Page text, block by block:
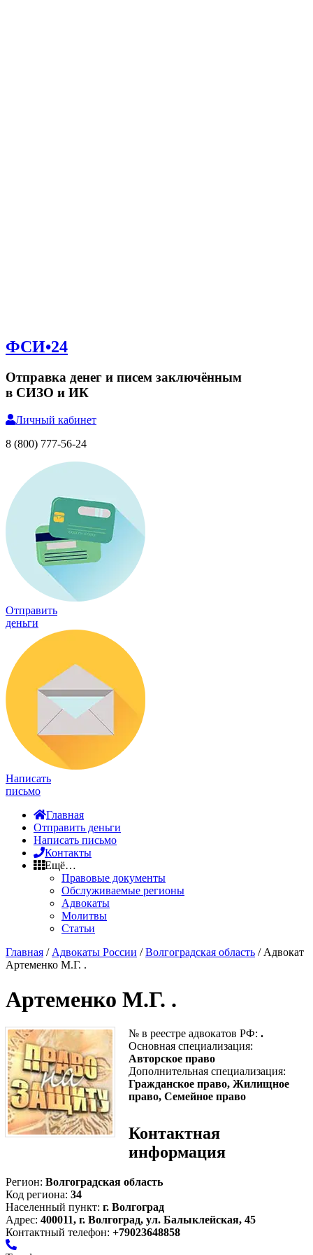
ФСИ•24
Отправка денег и писем заключённым
в СИЗО и ИК
Личный кабинет
8 (800) 777-56-24
Отправить
деньги
Написать
письмо
Главная
Отправить деньги
Написать письмо
Контакты
Ещё…
Правовые документы
Обслуживаемые регионы
Адвокаты
Молитвы
Статьи
Главная / Адвокаты России /Волгоградская область / Адвокат
Артеменко М.Г. .
Артеменко М.Г. .
№ в реестре адвокатов РФ: .
Основная специализация:
Авторское право
Дополнительная специализация:
Гражданское право, Жилищное
право, Семейное право
Контактная
информация
Регион: Волгоградская область
Код региона: 34
Населенный пункт: г. Волгоград
Адрес: 400011, г. Волгоград, ул. Балыклейская, 45
Контактный телефон: +79023648858